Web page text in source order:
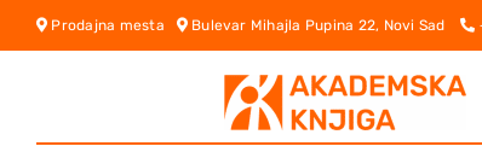
Skip
Prodajna mesta Bulevar Mihajla Pupina 22, Novi Sad